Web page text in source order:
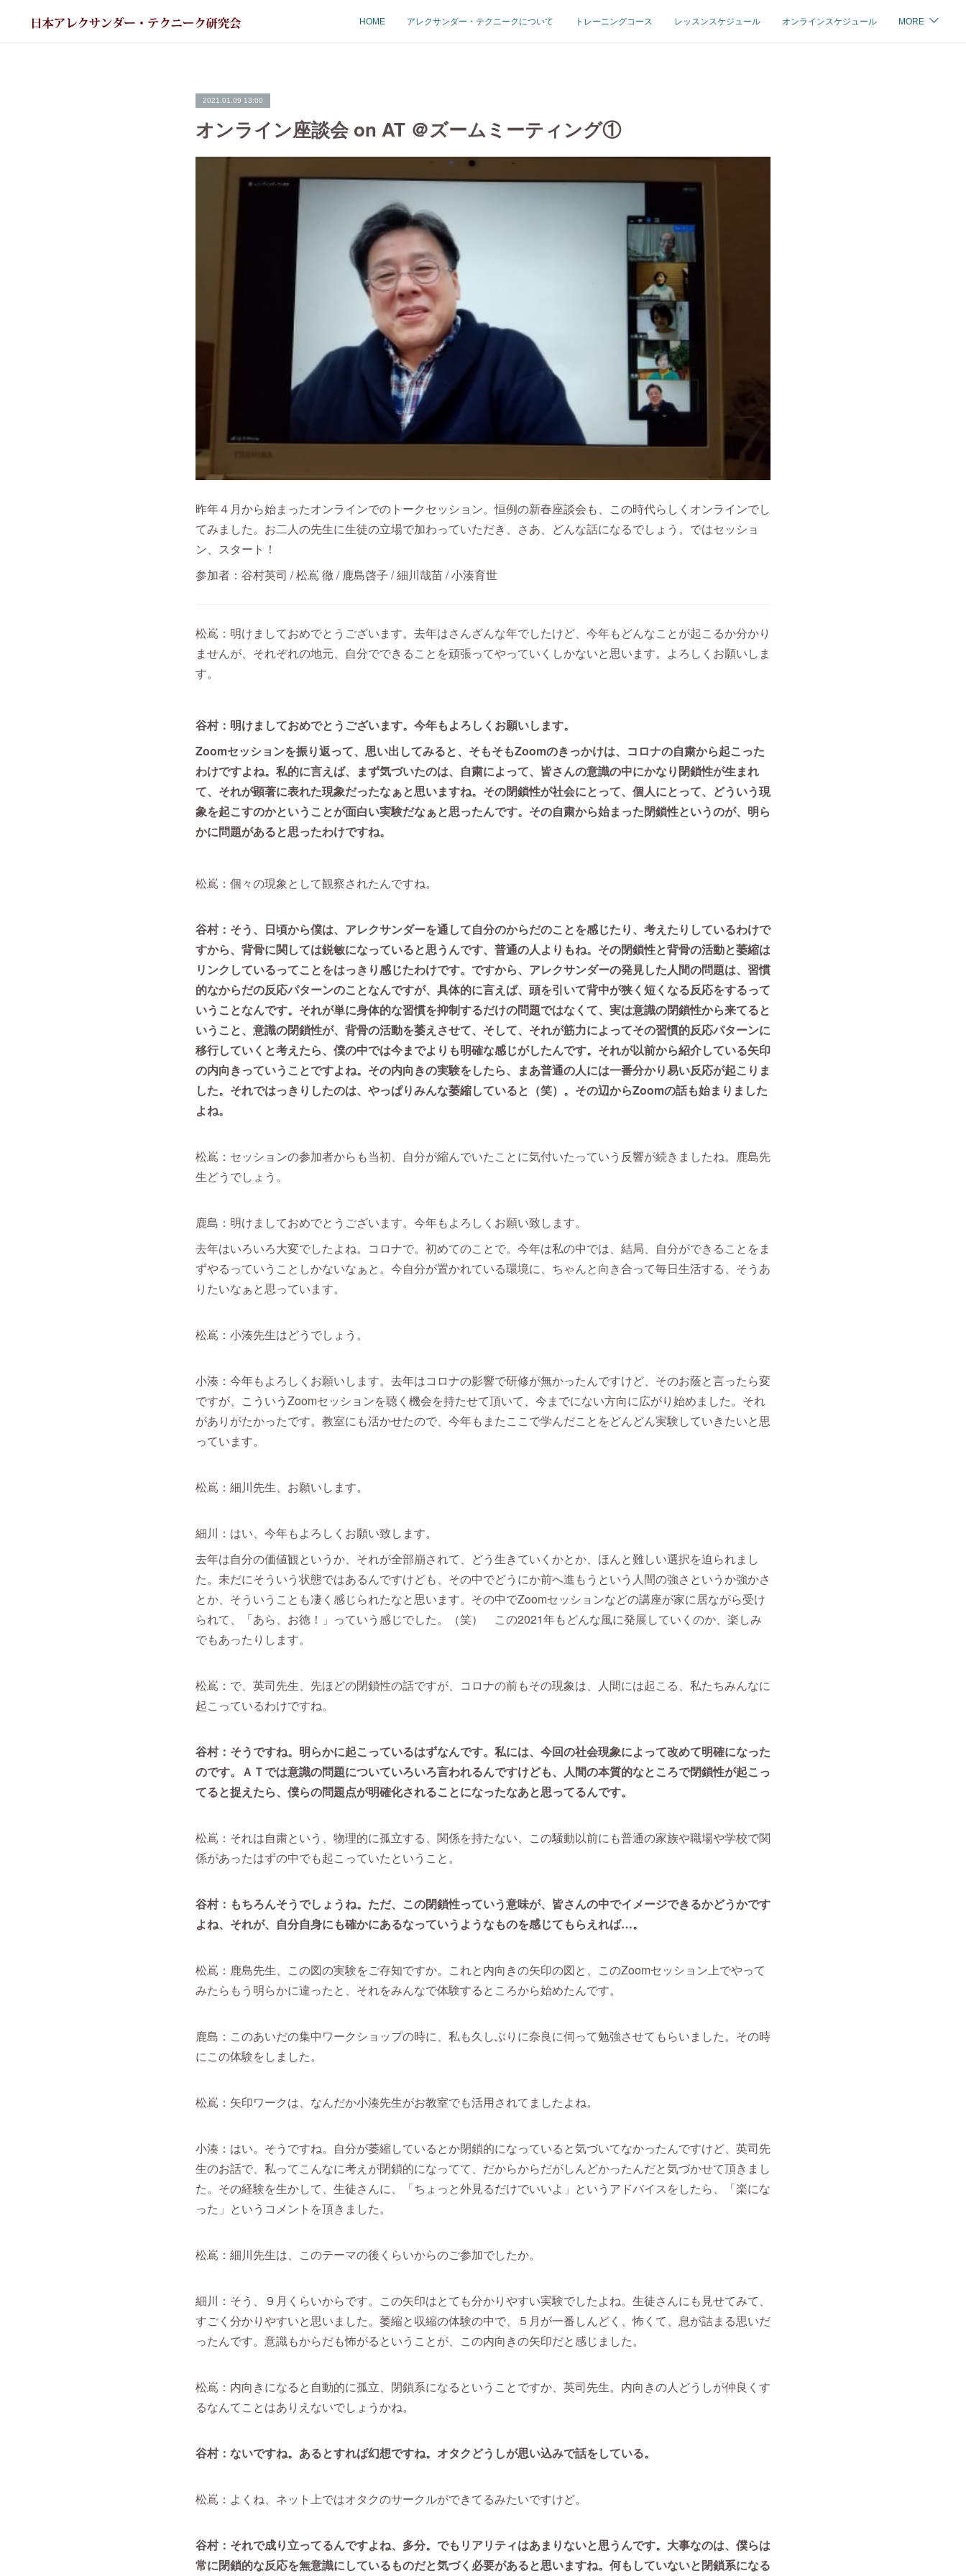
HOME アレクサンダー・テクニークについて トレーニングコース レッスンスケジュール オンラインスケジュール MORE
2021.01.09 13:00
オンライン座談会 on AT ＠ズームミーティング①
昨年４月から始まったオンラインでのトークセッション。恒例の新春座談会も、この時代らしくオンラインでし
てみました。お二人の先生に生徒の立場で加わっていただき、さあ、どんな話になるでしょう。ではセッショ
ン、スタート！
参加者：谷村英司 / 松嶌 徹 / 鹿島啓子 / 細川哉苗 / 小湊育世
松嶌：明けましておめでとうございます。去年はさんざんな年でしたけど、今年もどんなことが起こるか分かり
ませんが、それぞれの地元、自分でできることを頑張ってやっていくしかないと思います。よろしくお願いしま
す。
谷村：明けましておめでとうございます。今年もよろしくお願いします。
Zoomセッションを振り返って、思い出してみると、そもそもZoomのきっかけは、コロナの自粛から起こった
わけですよね。私的に言えば、まず気づいたのは、自粛によって、皆さんの意識の中にかなり閉鎖性が生まれ
て、それが顕著に表れた現象だったなぁと思いますね。その閉鎖性が社会にとって、個人にとって、どういう現
象を起こすのかということが面白い実験だなぁと思ったんです。その自粛から始まった閉鎖性というのが、明ら
かに問題があると思ったわけですね。
松嶌：個々の現象として観察されたんですね。
谷村：そう、日頃から僕は、アレクサンダーを通して自分のからだのことを感じたり、考えたりしているわけで
すから、背骨に関しては鋭敏になっていると思うんです、普通の人よりもね。その閉鎖性と背骨の活動と萎縮は
リンクしているってことをはっきり感じたわけです。ですから、アレクサンダーの発見した人間の問題は、習慣
的なからだの反応パターンのことなんですが、具体的に言えば、頭を引いて背中が狭く短くなる反応をするって
いうことなんです。それが単に身体的な習慣を抑制するだけの問題ではなくて、実は意識の閉鎖性から来てると
いうこと、意識の閉鎖性が、背骨の活動を萎えさせて、そして、それが筋力によってその習慣的反応パターンに
移行していくと考えたら、僕の中では今までよりも明確な感じがしたんです。それが以前から紹介している矢印
の内向きっていうことですよね。その内向きの実験をしたら、まあ普通の人には一番分かり易い反応が起こりま
した。それではっきりしたのは、やっぱりみんな萎縮していると（笑）。その辺からZoomの話も始まりました
よね。
松嶌：セッションの参加者からも当初、自分が縮んでいたことに気付いたっていう反響が続きましたね。鹿島先
生どうでしょう。
鹿島：明けましておめでとうございます。今年もよろしくお願い致します。
去年はいろいろ大変でしたよね。コロナで。初めてのことで。今年は私の中では、結局、自分ができることをま
ずやるっていうことしかないなぁと。今自分が置かれている環境に、ちゃんと向き合って毎日生活する、そうあ
りたいなぁと思っています。
松嶌：小湊先生はどうでしょう。
小湊：今年もよろしくお願いします。去年はコロナの影響で研修が無かったんですけど、そのお蔭と言ったら変
ですが、こういうZoomセッションを聴く機会を持たせて頂いて、今までにない方向に広がり始めました。それ
がありがたかったです。教室にも活かせたので、今年もまたここで学んだことをどんどん実験していきたいと思
っています。
松嶌：細川先生、お願いします。
細川：はい、今年もよろしくお願い致します。
去年は自分の価値観というか、それが全部崩されて、どう生きていくかとか、ほんと難しい選択を迫られまし
た。未だにそういう状態ではあるんですけども、その中でどうにか前へ進もうという人間の強さというか強かさ
とか、そういうことも凄く感じられたなと思います。その中でZoomセッションなどの講座が家に居ながら受け
られて、「あら、お徳！」っていう感じでした。（笑） この2021年もどんな風に発展していくのか、楽しみ
でもあったりします。
松嶌：で、英司先生、先ほどの閉鎖性の話ですが、コロナの前もその現象は、人間には起こる、私たちみんなに
起こっているわけですね。
谷村：そうですね。明らかに起こっているはずなんです。私には、今回の社会現象によって改めて明確になった
のです。ＡＴでは意識の問題についていろいろ言われるんですけども、人間の本質的なところで閉鎖性が起こっ
てると捉えたら、僕らの問題点が明確化されることになったなあと思ってるんです。
松嶌：それは自粛という、物理的に孤立する、関係を持たない、この騒動以前にも普通の家族や職場や学校で関
係があったはずの中でも起こっていたということ。
谷村：もちろんそうでしょうね。ただ、この閉鎖性っていう意味が、皆さんの中でイメージできるかどうかです
よね、それが、自分自身にも確かにあるなっていうようなものを感じてもらえれば…。
松嶌：鹿島先生、この図の実験をご存知ですか。これと内向きの矢印の図と、このZoomセッション上でやって
みたらもう明らかに違ったと、それをみんなで体験するところから始めたんです。
鹿島：このあいだの集中ワークショップの時に、私も久しぶりに奈良に伺って勉強させてもらいました。その時
にこの体験をしました。
松嶌：矢印ワークは、なんだか小湊先生がお教室でも活用されてましたよね。
小湊：はい。そうですね。自分が萎縮しているとか閉鎖的になっていると気づいてなかったんですけど、英司先
生のお話で、私ってこんなに考えが閉鎖的になってて、だからからだがしんどかったんだと気づかせて頂きまし
た。その経験を生かして、生徒さんに、「ちょっと外見るだけでいいよ」というアドバイスをしたら、「楽にな
った」というコメントを頂きました。
松嶌：細川先生は、このテーマの後くらいからのご参加でしたか。
細川：そう、９月くらいからです。この矢印はとても分かりやすい実験でしたよね。生徒さんにも見せてみて、
すごく分かりやすいと思いました。萎縮と収縮の体験の中で、５月が一番しんどく、怖くて、息が詰まる思いだ
ったんです。意識もからだも怖がるということが、この内向きの矢印だと感じました。
松嶌：内向きになると自動的に孤立、閉鎖系になるということですか、英司先生。内向きの人どうしが仲良くす
るなんてことはありえないでしょうかね。
谷村：ないですね。あるとすれば幻想ですね。オタクどうしが思い込みで話をしている。
松嶌：よくね、ネット上ではオタクのサークルができてるみたいですけど。
谷村：それで成り立ってるんですよね、多分。でもリアリティはあまりないと思うんです。大事なのは、僕らは
常に閉鎖的な反応を無意識にしているものだと気づく必要があると思いますね。何もしていないと閉鎖系になる